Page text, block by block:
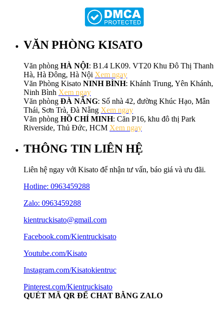
VĂN PHÒNG KISATO
Văn phòng HÀ NỘI: B1.4 LK09. VT20 Khu Đô Thị Thanh
Hà, Hà Đông, Hà Nội Xem ngay
Văn Phòng Kisato NINH BÌNH: Khánh Trung, Yên Khánh,
Ninh Bình Xem ngay
Văn phòng ĐÀ NẴNG: Số nhà 42, đường Khúc Hạo, Mân
Thái, Sơn Trà, Đà Nẵng Xem ngay
Văn phòng HỒ CHÍ MINH: Căn P16, khu đô thị Park
Riverside, Thủ Đức, HCM Xem ngay
THÔNG TIN LIÊN HỆ
Liên hệ ngay với Kisato để nhận tư vấn, báo giá và ưu đãi.
Hotline: 0963459288
Zalo: 0963459288
kientruckisato@gmail.com
Facebook.com/Kientruckisato
Youtube.com/Kisato
Instagram.com/Kisatokientruc
Pinterest.com/Kientruckisato
QUÉT MÃ QR ĐỂ CHAT BẰNG ZALO